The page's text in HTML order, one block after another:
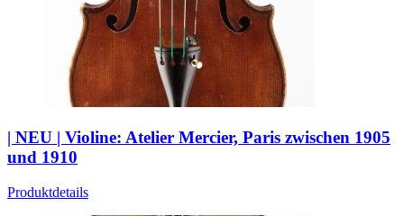
| NEU | Violine: Atelier Mercier, Paris zwischen 1905
und 1910
Produktdetails